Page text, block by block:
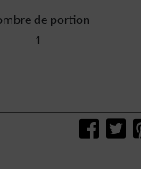
de portion
1